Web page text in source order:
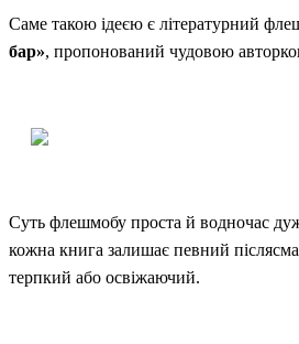
Саме такою ідеєю є літературний
бар», пропонований чудовою
Суть флешмобу проста й водночас
кожна книга залишає певний
терпкий або освіжаючий.